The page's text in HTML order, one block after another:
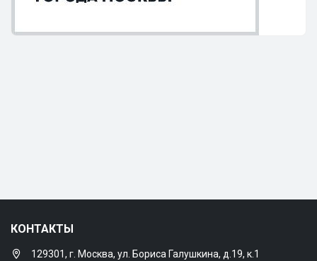
КОНТАКТЫ
129301, г. Москва, ул. Бориса Галушкина, д.19, к.1